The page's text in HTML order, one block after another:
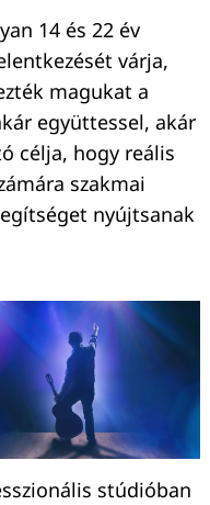
14 és 22 év
várja,
magukat a
együttessel, akár
célja, hogy reális
szakmai
nyújtsanak
stúdióban